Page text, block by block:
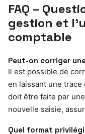
FAQ –
gestion et
comptable
Peut-on corriger
Il est possible de
en laissant une
doit être faite par
nouvelle saisie,
Quel format